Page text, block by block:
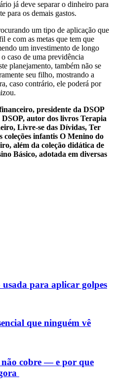
já deve separar o dinheiro para
para os demais gastos.
um tipo de aplicação que
e com as metas que tem que
um investimento de longo
caso de uma previdência
planejamento, também não se
seu filho, mostrando a
caso contrário, ele poderá por
presidente da DSOP
autor dos livros Terapia
Livre-se das Dívidas, Ter
coleções infantis O Menino do
além da coleção didática de
Básico, adotada em diversas
usada para aplicar golpes
que ninguém vê
não cobre — e por que